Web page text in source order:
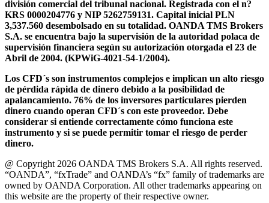
división comercial del tribunal nacional. Registrada con el n?
KRS 0000204776 y NIP 5262759131. Capital inicial PLN
3,537.560 desembolsado en su totalidad. OANDA TMS Brokers
S.A. se encuentra bajo la supervisión de la autoridad polaca de
supervisión financiera según su autorización otorgada el 23 de
Abril de 2004. (KPWiG-4021-54-1/2004).
Los CFD´s son instrumentos complejos e implican un alto riesgo
de pérdida rápida de dinero debido a la posibilidad de
apalancamiento. 76% de los inversores particulares pierden
dinero cuando operan CFD´s con este proveedor. Debe
considerar si entiende correctamente cómo funciona este
instrumento y si se puede permitir tomar el riesgo de perder
dinero.
@ Copyright 2026 OANDA TMS Brokers S.A. All rights reserved.
“OANDA”, “fxTrade” and OANDA’s “fx” family of trademarks are
owned by OANDA Corporation. All other trademarks appearing on
this website are the property of their respective owner.